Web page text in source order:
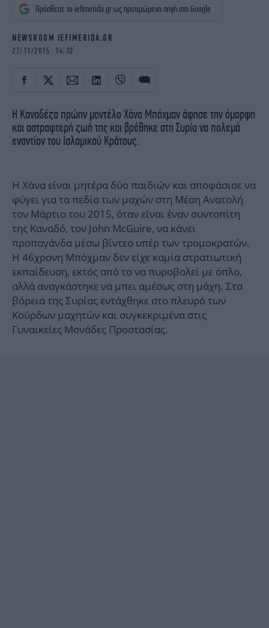
iBOOKS
ΖΩΔΙΑ
MEDIA
NEWSLETTER
Πρόσθεσε το iefimerida.gr ως προτιμώμενη πηγή στη Google
NEWSROOM IEFIMERIDA.GR
27/11/2015 14:32
Η Καναδέζα πρώην μοντέλο Χάνα Μπόχμαν άφησε την όμορφη
και αστραφτερή ζωή της και βρέθηκε στη Συρία να πολεμά
εναντίον του Ισλαμικού Κράτους.
H Χάνα είναι μητέρα δύο παιδιών και αποφάσισε να
φύγει για τα πεδία των μαχών στη Μέση Ανατολή
τον Μάρτιο του 2015, όταν είναι έναν συντοπίτη
της Καναδό, τον John McGuire, να κάνει
προπαγάνδα μέσω βίντεο υπέρ των τρομοκρατών.
Η 46χρονη Μπόχμαν δεν είχε καμία στρατιωτική
εκπαίδευση, εκτός από το να πυροβολεί με όπλο,
αλλά αναγκάστηκε να μπει αμέσως στη μάχη. Στα
βόρεια της Συρίας εντάχθηκε στο πλευρό των
Κούρδων μαχητών και συγκεκριμένα στις
Γυναικείες Μονάδες Προστασίας.